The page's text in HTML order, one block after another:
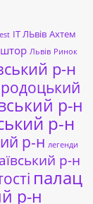
ІТ ЛЬвів Ахтем
Львів Ринок
р-н
р-н
р-н
р-н легенди
р-н
палац
р-н